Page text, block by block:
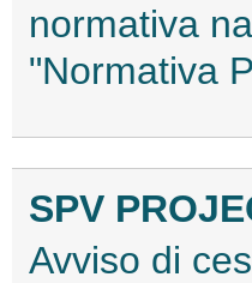
normativa
"Normativa
SPV
Avviso di